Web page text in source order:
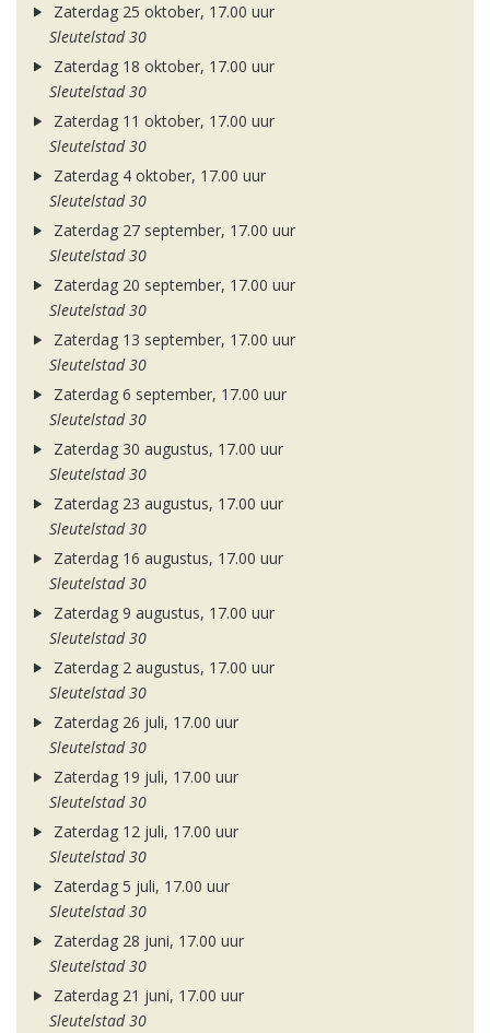
Zaterdag 25 oktober, 17.00 uur
Sleutelstad 30
Zaterdag 18 oktober, 17.00 uur
Sleutelstad 30
Zaterdag 11 oktober, 17.00 uur
Sleutelstad 30
Zaterdag 4 oktober, 17.00 uur
Sleutelstad 30
Zaterdag 27 september, 17.00 uur
Sleutelstad 30
Zaterdag 20 september, 17.00 uur
Sleutelstad 30
Zaterdag 13 september, 17.00 uur
Sleutelstad 30
Zaterdag 6 september, 17.00 uur
Sleutelstad 30
Zaterdag 30 augustus, 17.00 uur
Sleutelstad 30
Zaterdag 23 augustus, 17.00 uur
Sleutelstad 30
Zaterdag 16 augustus, 17.00 uur
Sleutelstad 30
Zaterdag 9 augustus, 17.00 uur
Sleutelstad 30
Zaterdag 2 augustus, 17.00 uur
Sleutelstad 30
Zaterdag 26 juli, 17.00 uur
Sleutelstad 30
Zaterdag 19 juli, 17.00 uur
Sleutelstad 30
Zaterdag 12 juli, 17.00 uur
Sleutelstad 30
Zaterdag 5 juli, 17.00 uur
Sleutelstad 30
Zaterdag 28 juni, 17.00 uur
Sleutelstad 30
Zaterdag 21 juni, 17.00 uur
Sleutelstad 30